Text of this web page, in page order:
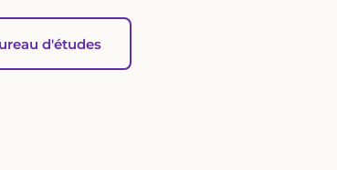
d'études